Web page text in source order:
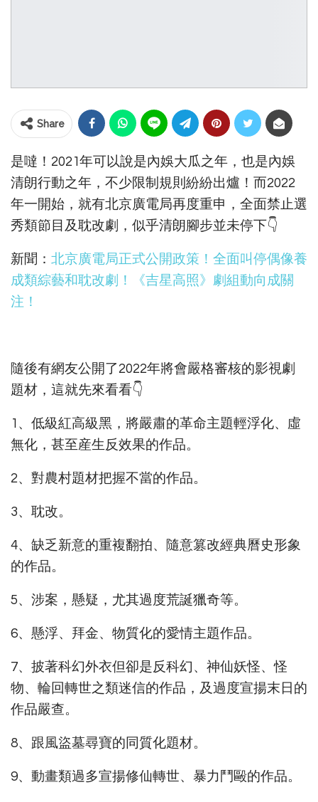
Share
是噠！2021年可以說是內娛大瓜之年，也是內娛
清朗行動之年，不少限制規則紛紛出爐！而2022
年一開始，就有北京廣電局再度重申，全面禁止選
秀類節目及耽改劇，似乎清朗腳步並未停下👇
新聞： 北京廣電局正式公開政策！全面叫停偶像養
成類綜藝和耽改劇！《吉星高照》劇組動向成關
注！
隨後有網友公開了2022年將會嚴格審核的影視劇
題材，這就先來看看👇
1、低級紅高級黑，將嚴肅的革命主題輕浮化、虛
無化，甚至産生反效果的作品。
2、對農村題材把握不當的作品。
3、耽改。
4、缺乏新意的重複翻拍、隨意篡改經典曆史形象
的作品。
5、涉案，懸疑，尤其過度荒誕獵奇等。
6、懸浮、拜金、物質化的愛情主題作品。
7、披著科幻外衣但卻是反科幻、神仙妖怪、怪
物、輪回轉世之類迷信的作品，及過度宣揚末日的
作品嚴查。
8、跟風盜墓尋寶的同質化題材。
9、動畫類過多宣揚修仙轉世、暴力鬥毆的作品。